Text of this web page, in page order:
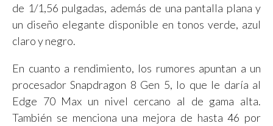
de 1/1,56 pulgadas, además de una pantalla plana y
un diseño elegante disponible en tonos verde, azul
claro y negro.
En cuanto a rendimiento, los rumores apuntan a un
procesador Snapdragon 8 Gen 5, lo que le daría al
Edge 70 Max un nivel cercano al de gama alta.
También se menciona una mejora de hasta 46 por